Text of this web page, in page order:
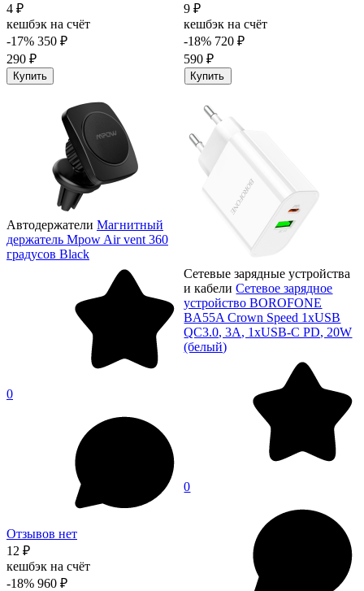
4 ₽
кешбэк на счёт
-17% 350 ₽
290 ₽
Купить
9 ₽
кешбэк на счёт
-18% 720 ₽
590 ₽
Купить
Автодержатели Магнитный
держатель Mpow Air vent 360
градусов Black
0
Отзывов нет
12 ₽
кешбэк на счёт
-18% 960 ₽
Сетевые зарядные устройства
и кабели Сетевое зарядное
устройство BOROFONE
BA55A Crown Speed 1xUSB
QC3.0, 3A, 1хUSB-C PD, 20W
(белый)
0